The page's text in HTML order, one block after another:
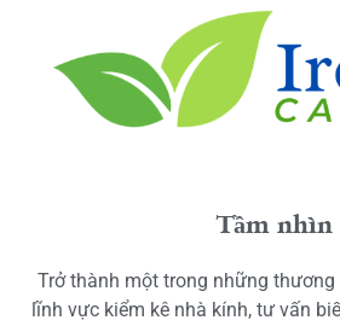
Tầm nhìn
Trở thành một trong những
lĩnh vực kiểm kê nhà kính, tư vấn